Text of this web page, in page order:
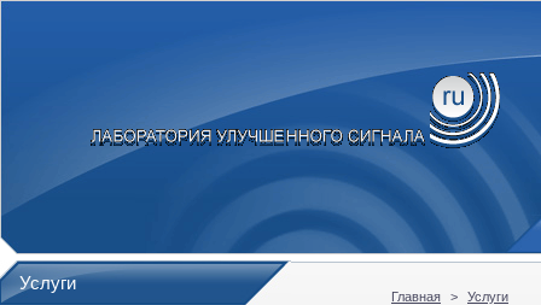
Услуги
Главная > Услуги